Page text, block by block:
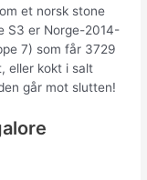
et norsk stone
S3 er Norge-2014-
7) som får 3729
eller kokt i salt
går mot slutten!